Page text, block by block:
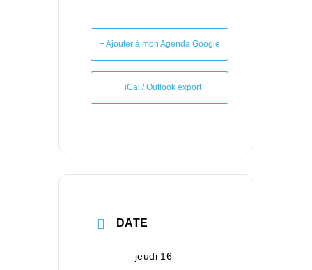
+ Ajouter à mon Agenda Google
+ iCal / Outlook export
DATE
jeudi 16